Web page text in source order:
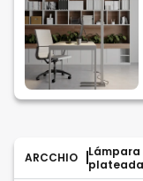
ARCCHIO
Lámpara